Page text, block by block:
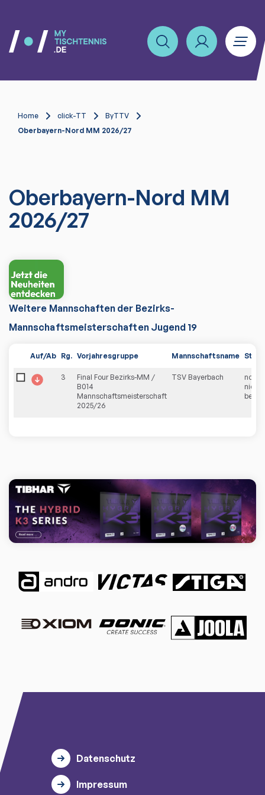
Home click-TT
ByTTV
Oberbayern-Nord MM 2026/27
Oberbayern-Nord MM
2026/27
Weitere Mannschaften der Bezirks-
Mannschaftsmeisterschaften Jugend 19
Auf/Ab Rg. Vorjahresgruppe Mannschaftsname
3
Final Four Bezirks-MM /
B014
Mannschaftsmeisterschaft
2025/26
TSV Bayerbach
noch
nicht
Datenschutz
Impressum